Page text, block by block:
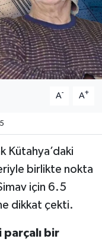
A- A+
Kütahya’daki
birlikte nokta
için 6.5
dikkat çekti.
parçalı bir